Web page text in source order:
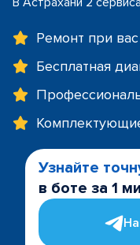
Ремонт при
Бесплатная
Узнайте
в боте за 1